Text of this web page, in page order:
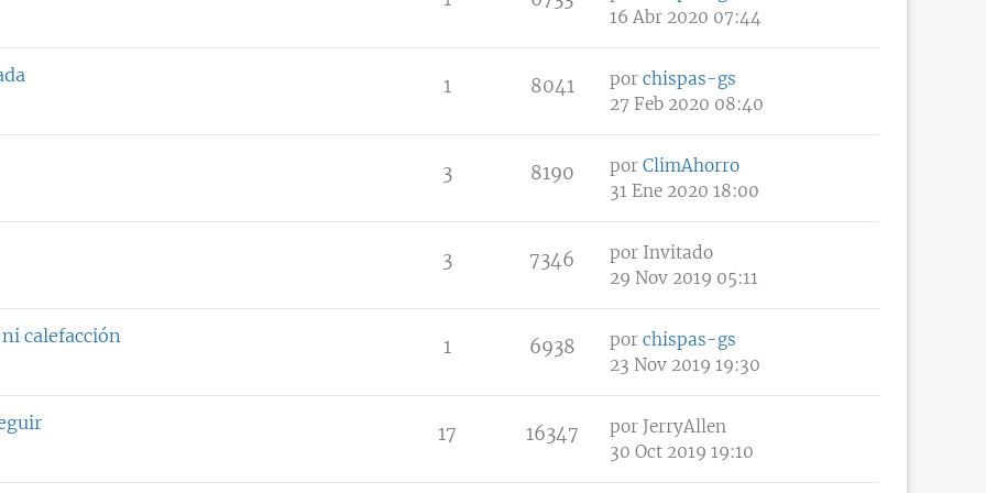
16 Abr 2020 07:44
1 8041 por chispas-gs
27 Feb 2020 08:40
3 8190 por ClimAhorro
31 Ene 2020 18:00
3 7346 por Invitado
29 Nov 2019 05:11
calefacción 1 6938 por chispas-gs
23 Nov 2019 19:30
17 16347 por JerryAllen
30 Oct 2019 19:10